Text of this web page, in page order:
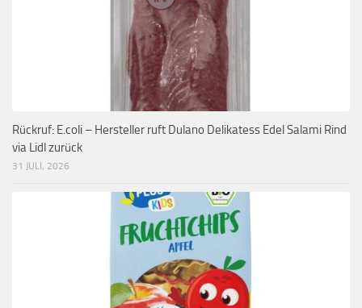
Rückruf: E.coli – Hersteller ruft Dulano Delikatess Edel Salami Rind
via Lidl zurück
31 JULI, 2026